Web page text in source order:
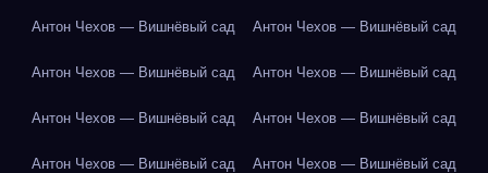
Антон Чехов — Вишнёвый сад Антон Чехов — Вишнёвый сад
Антон Чехов — Вишнёвый сад Антон Чехов — Вишнёвый сад
Антон Чехов — Вишнёвый сад Антон Чехов — Вишнёвый сад
Антон Чехов — Вишнёвый сад Антон Чехов — Вишнёвый сад